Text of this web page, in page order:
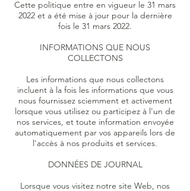
Cette politique entre en vigueur le 31 mars
2022 et a été mise à jour pour la dernière
fois le 31 mars 2022.
INFORMATIONS QUE NOUS
COLLECTONS
Les informations que nous collectons
incluent à la fois les informations que vous
nous fournissez sciemment et activement
lorsque vous utilisez ou participez à l'un de
nos services, et toute information envoyée
automatiquement par vos appareils lors de
l'accès à nos produits et services.
DONNÉES DE JOURNAL
Lorsque vous visitez notre site Web, nos